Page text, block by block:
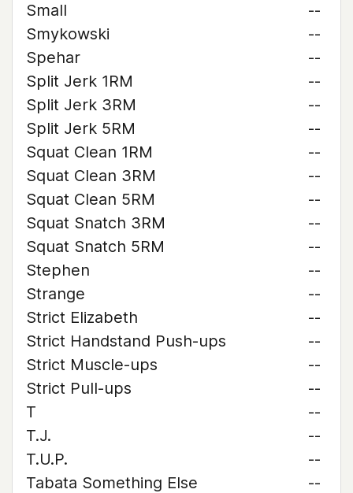
Small
--
Smykowski
--
Spehar
--
Split Jerk 1RM
--
Split Jerk 3RM
--
Split Jerk 5RM
--
Squat Clean 1RM
--
Squat Clean 3RM
--
Squat Clean 5RM
--
Squat Snatch 3RM
--
Squat Snatch 5RM
--
Stephen
--
Strange
--
Strict Elizabeth
--
Strict Handstand Push-ups
--
Strict Muscle-ups
--
Strict Pull-ups
--
T
--
T.J.
--
T.U.P.
--
Tabata Something Else
--